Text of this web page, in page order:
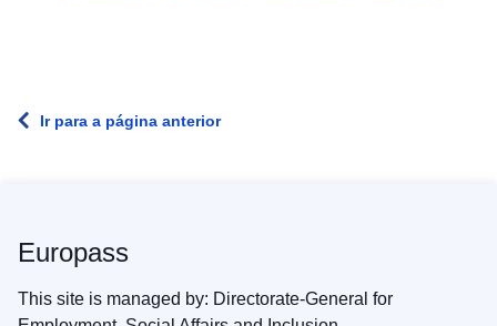
Ir para a página anterior
Europass
This site is managed by: Directorate-General for